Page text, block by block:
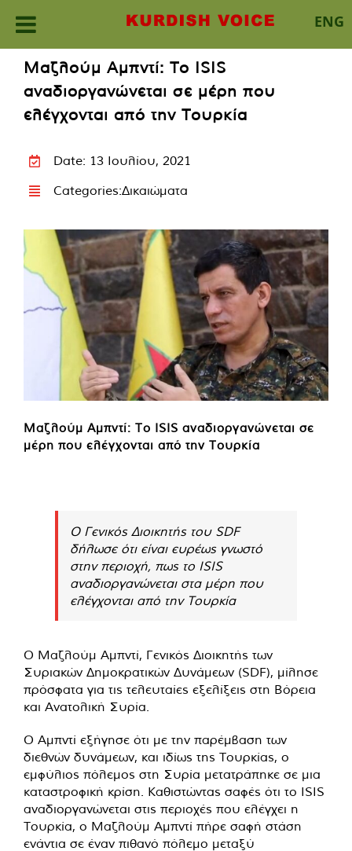
ENG
content
Μαζλούμ Αμπντί: Το ISIS
αναδιοργανώνεται σε μέρη που
ελέγχονται από την Τουρκία
Date: 13 Ιουλίου, 2021
Categories:Δικαιώματα
Μαζλούμ Αμπντί: Το ISIS αναδιοργανώνεται σε
μέρη που ελέγχονται από την Τουρκία
Ο Γενικός Διοικητής του SDF
δήλωσε ότι είναι ευρέως γνωστό
στην περιοχή, πως το ISIS
αναδιοργανώνεται στα μέρη που
ελέγχονται από την Τουρκία
Ο Μαζλούμ Αμπντί, Γενικός Διοικητής των
Συριακών Δημοκρατικών Δυνάμεων (SDF), μίλησε
πρόσφατα για τις τελευταίες εξελίξεις στη Βόρεια
και Ανατολική Συρία.
Ο Αμπντί εξήγησε ότι με την παρέμβαση των
διεθνών δυνάμεων, και ιδίως της Τουρκίας, ο
εμφύλιος πόλεμος στη Συρία μετατράπηκε σε μια
καταστροφική κρίση. Καθιστώντας σαφές ότι το ISIS
αναδιοργανώνεται στις περιοχές που ελέγχει η
Τουρκία, ο Μαζλούμ Αμπντί πήρε σαφή στάση
ενάντια σε έναν πιθανό πόλεμο μεταξύ